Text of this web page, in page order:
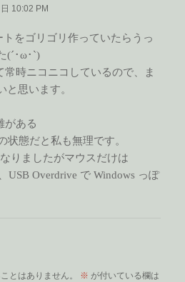
: 10:02 PM
トをゴリゴリ作っていたらうっ
(´･ω･`)
時ニコニコしているので、ま
と思います。
がある
状態だと私も無理です。
りましたがマウスだけは
USB Overdrive で Windows っぽ
とはありません。 ※ が付いている欄は